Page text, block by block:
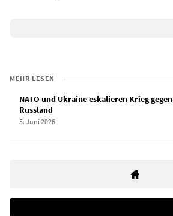
MEHR LESEN
NATO und Ukraine eskalieren Krieg gegen
Russland
5. Juni 2026